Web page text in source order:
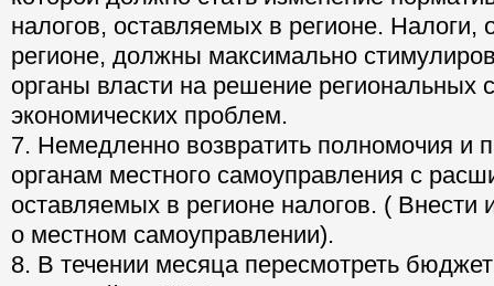
налогов, оставляемых в регионе. Налоги,
регионе, должны максимально
органы власти на решение региональных
экономических проблем.
7. Немедленно возвратить полномочия и
органам местного самоуправления с
оставляемых в регионе налогов. ( Внести
о местном самоуправлении).
8. В течении месяца пересмотреть